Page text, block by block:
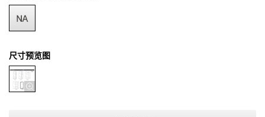
尺寸预览图